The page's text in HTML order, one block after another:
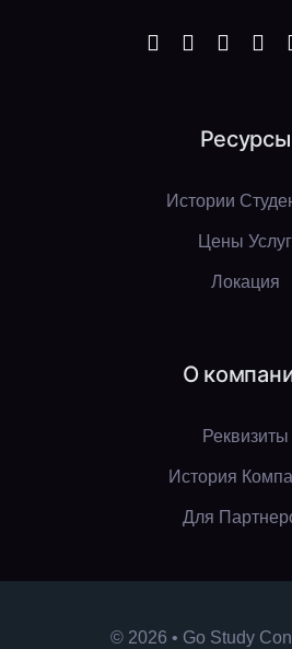
Ресурсы
Истории
Цены Услуг
Локация
О
Реквизиты
История
Для
© 2026 • Go Study